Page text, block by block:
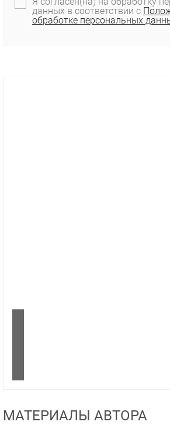
данных в соответствии с
обработке персональных
МАТЕРИАЛЫ АВТОРА